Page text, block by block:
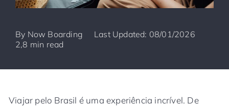
By Now Boarding
Last Updated: 08/01/2026
2,8 min read
Viajar pelo Brasil é uma experiência incrível. De